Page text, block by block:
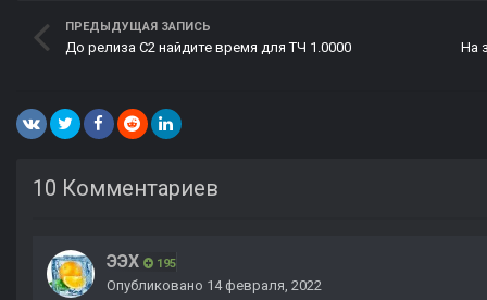
ПРЕДЫДУЩАЯ ЗАПИСЬ
До релиза С2 найдите время для ТЧ 1.0000 На
10 Комментариев
ЭЭХ 195
Опубликовано 14 февраля, 2022